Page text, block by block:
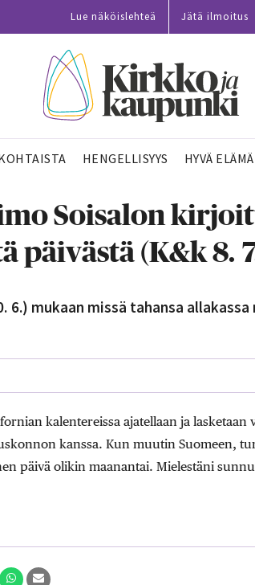
Lue näköislehteä Jätä ilmoitus
HENGELLISYYS HYVÄ ELÄMÄ
Soisalon
päivästä (K&k 8.
6.) mukaan missä tahansa
kalentereissa ajatellaan ja
kanssa. Kun muutin Suomeen,
päivä olikin maanantai. Mielestäni